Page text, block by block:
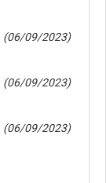
(06/09/2023)
(06/09/2023)
(06/09/2023)